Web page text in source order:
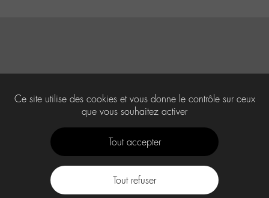
Ce site utilise des cookies et vous donne le contrôle sur ceux
que vous souhaitez activer
Tout accepter
Tout refuser